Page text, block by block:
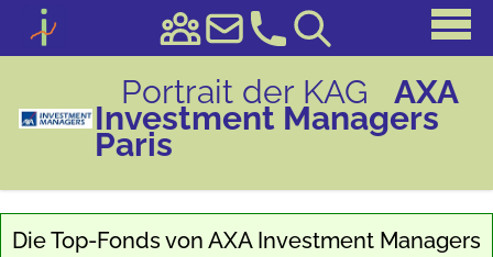
Portrait der KAG AXA
Investment Managers
Paris
Die Top-Fonds von AXA Investment Managers